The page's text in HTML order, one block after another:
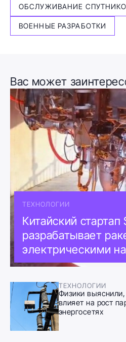
ОБСЛУЖИВАНИЕ
ВОЕННЫЕ РАЗРАБОТКИ
Вас может
ТЕХНОЛОГИИ
Китайский стартап
разрабатывает
электрическими
ТЕХНОЛОГИИ
Физики
влияет на рост
энергосетях